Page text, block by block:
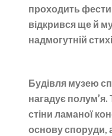
проходить
відкрився ще й
надмогутній
Будівля музею
нагадує полум’я.
стіни ламаної
основу споруди,